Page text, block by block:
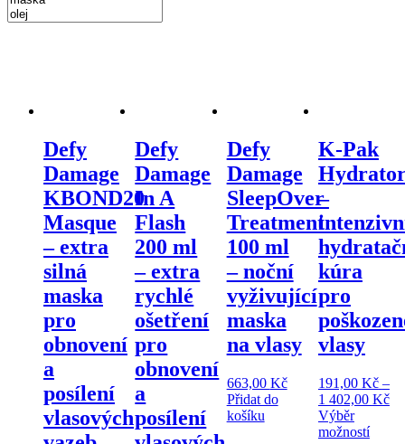
Defy
Damage
KBOND20
Masque
– extra
silná
maska
pro
obnovení
a
posílení
vlasových
Defy
Damage
In A
Flash
200 ml
– extra
rychlé
ošetření
pro
obnovení
a
posílení
Defy
Damage
SleepOver
Treatment
100 ml
– noční
vyživující
maska
na vlasy
663,00 Kč
Přidat do
košíku
K-Pak
–
kúra
pro
vlasy
191,00 Kč –
1 402,00 Kč
Výběr
možnostíTento